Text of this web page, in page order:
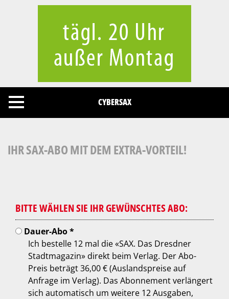
CYBERSAX
IHR SAX-ABO MIT DEM EXTRA-VORTEIL!
BITTE WÄHLEN SIE IHR GEWÜNSCHTES ABO:
Dauer-Abo *
Ich bestelle 12 mal die «SAX. Das Dresdner
Stadtmagazin» direkt beim Verlag. Der Abo-
Preis beträgt 36,00 € (Auslandspreise auf
Anfrage im Verlag). Das Abonnement verlängert
sich automatisch um weitere 12 Ausgaben,
Cookies management panel